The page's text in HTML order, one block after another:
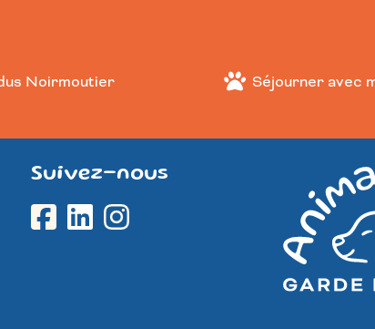
Noirmoutier Séjourner avec
Suivez-nous